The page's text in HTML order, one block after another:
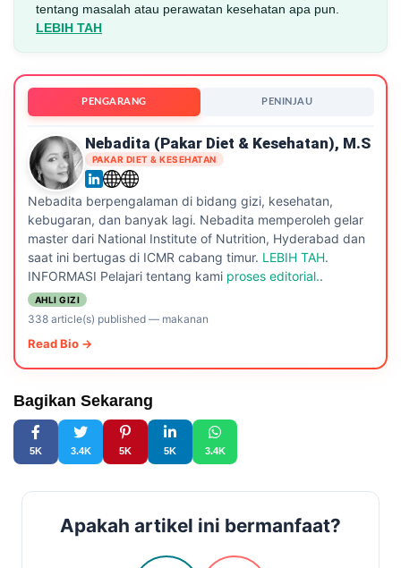
tentang masalah atau perawatan kesehatan apa pun.
LEBIH TAH
PENGARANG PENINJAU
Nebadita (Pakar Diet & Kesehatan), M.S
PAKAR DIET & KESEHATAN
Nebadita berpengalaman di bidang gizi, kesehatan,
kebugaran, dan banyak lagi. Nebadita memperoleh gelar
master dari National Institute of Nutrition, Hyderabad dan
saat ini bertugas di ICMR cabang timur. LEBIH TAH.
INFORMASI Pelajari tentang kami proses editorial..
AHLI GIZI
338 article(s) published— makanan
Read Bio →
Bagikan Sekarang
5K 3.4K 5K 5K 3.4K
Apakah artikel ini bermanfaat?